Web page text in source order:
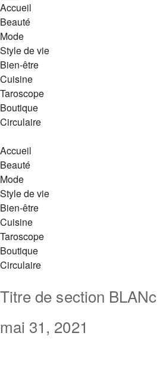
Accueil
Beauté
Mode
Style de vie
Bien-être
Cuisine
Taroscope
Boutique
Circulaire
Accueil
Beauté
Mode
Style de vie
Bien-être
Cuisine
Taroscope
Boutique
Circulaire
Titre de section BLANc
mai 31, 2021